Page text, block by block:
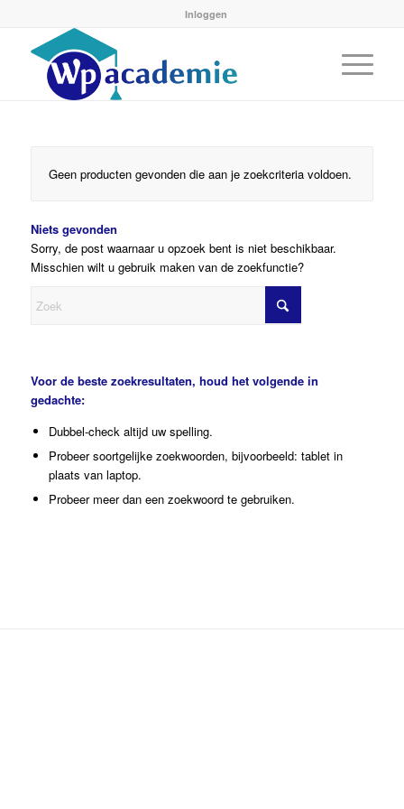
Inloggen
Geen producten gevonden die aan je zoekcriteria voldoen.
Niets gevonden
Sorry, de post waarnaar u opzoek bent is niet beschikbaar.
Misschien wilt u gebruik maken van de zoekfunctie?
Voor de beste zoekresultaten, houd het volgende in
gedachte:
Dubbel-check altijd uw spelling.
Probeer soortgelijke zoekwoorden, bijvoorbeeld: tablet in
plaats van laptop.
Probeer meer dan een zoekwoord te gebruiken.